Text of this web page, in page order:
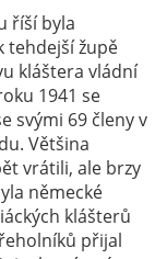
říší byla
tehdejší župě
kláštera vládní
1941 se
svými 69 členy v
Většina
vrátili, ale brzy
německé
klášterů
přijal